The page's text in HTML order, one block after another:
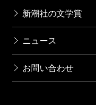
新潮社の文学賞
ニュース
お問い合わせ